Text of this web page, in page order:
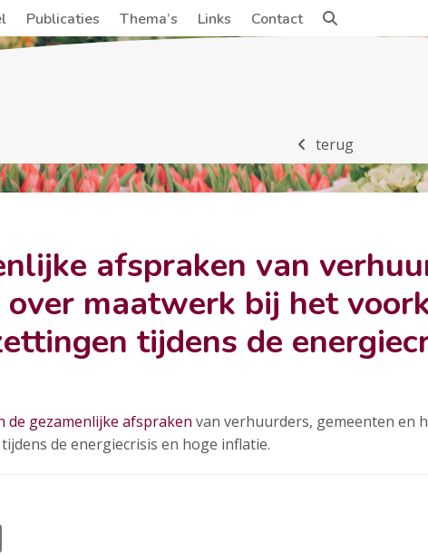
Publicaties Thema’s Links Contact
terug
afspraken van
maatwerk bij het
tijdens de
de gezamenlijke afspraken van verhuurders, gemeenten en
de energiecrisis en hoge inflatie.